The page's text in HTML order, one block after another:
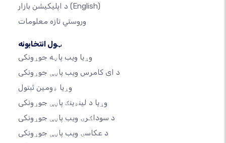
(English)
وروستي تازه معلومات
ټول انتخابونه
وړیا ویب پاڼه جوړونکی
د ای کامرس ویب پاڼې جوړونکی
وړیا ډومین ثبتول
وړیا د لینډینګ پاڼې جوړونکی
د سوداګرۍ ویب پاڼې جوړونکی
د عکاسۍ ویب پاڼې جوړونکی